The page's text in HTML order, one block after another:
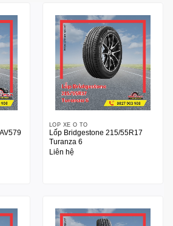
LỐP XE Ô TÔ
Lốp Bridgestone 215/55R17
Turanza 6
Liên hệ